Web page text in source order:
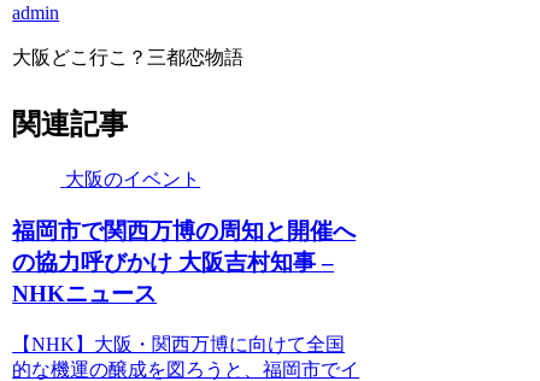
admin
大阪どこ行こ？三都恋物語
関連記事
大阪のイベント
福岡市で関西万博の周知と開催へ
の協力呼びかけ 大阪吉村知事 –
NHKニュース
【NHK】大阪・関西万博に向けて全国
的な機運の醸成を図ろうと、福岡市でイ